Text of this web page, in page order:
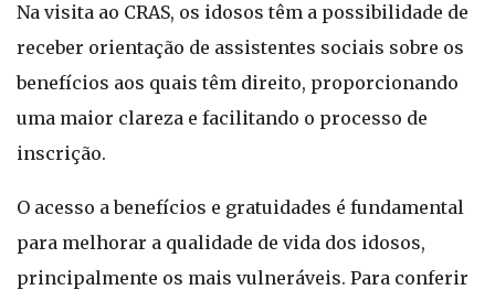
Na visita ao CRAS, os idosos têm a possibilidade de
receber orientação de assistentes sociais sobre os
benefícios aos quais têm direito, proporcionando
uma maior clareza e facilitando o processo de
inscrição.
O acesso a benefícios e gratuidades é fundamental
para melhorar a qualidade de vida dos idosos,
principalmente os mais vulneráveis. Para conferir